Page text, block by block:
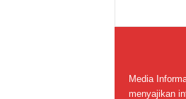
Media
menyajikan